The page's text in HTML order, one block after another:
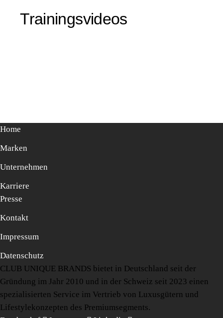
Trainingsvideos
Home
Marken
Unternehmen
Karriere
Presse
Kontakt
Impressum
Datenschutz
CLUB UNIQUE BRANDS bietet in Deutschland seit der
Gründung im Jahr 2010 und in der Schweiz seit 2023 einen
spezialisierten Service im Vertrieb von Luxusgütern und
Lifestylekonzepten des Premiumsegments.